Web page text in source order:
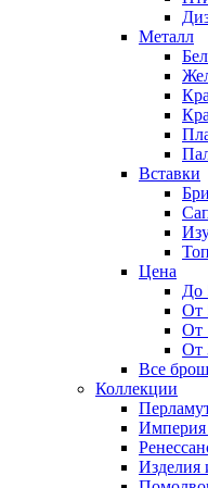
Металл
Вставки
Цена
До
От
От
От
Все
Коллекции
Империя
Изделия